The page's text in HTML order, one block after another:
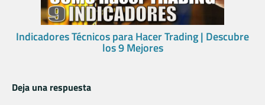
Indicadores Técnicos para Hacer Trading | Descubre
los 9 Mejores
Deja una respuesta